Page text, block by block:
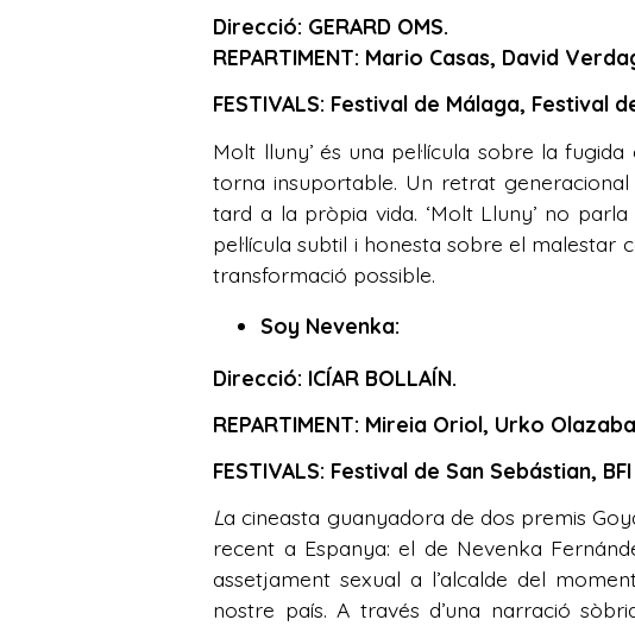
Direcció: GERARD OMS.
REPARTIMENT: Mario Casas, David
FESTIVALS: Festival de Málaga, Festival
Molt lluny’ és una pel·lícula sobre la
torna insuportable. Un retrat
tard a la pròpia vida. ‘Molt Lluny’ no
pel·lícula subtil i honesta sobre el
transformació possible.
Soy Nevenka:
Direcció: ICÍAR BOLLAÍN.
REPARTIMENT: Mireia Oriol, Urko
FESTIVALS: Festival de San Sebástian,
La cineasta guanyadora de dos premis
recent a Espanya: el de Nevenka
assetjament sexual a l’alcalde del
nostre país. A través d’una narració